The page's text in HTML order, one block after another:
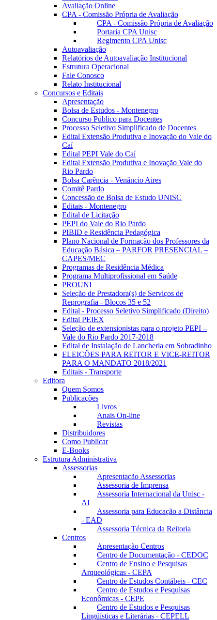
Avaliação Online
CPA - Comissão Própria de Avaliação
CPA - Comissão Própria de Avaliação
Portaria CPA Unisc
Regimento CPA Unisc
Autoavaliação
Relatórios de Autoavaliação Institucional
Estrutura Operacional
Fale Conosco
Relato Institucional
Concursos e Editais
Apresentação
Bolsa de Estudos - Montenegro
Concurso Público para Docentes
Processo Seletivo Simplificado de Docentes
Edital Extensão Produtiva e Inovação do Vale do
Caí
Edital PEPI Vale do Caí
Edital Extensão Produtiva e Inovação Vale do
Rio Pardo
Bolsa Carência - Venâncio Aires
Comitê Pardo
Concessão de Bolsa de Estudo UNISC
Editais - Montenegro
Edital de Licitação
PEPI do Vale do Rio Pardo
PIBID e Residência Pedagógica
Plano Nacional de Formação dos Professores da
Educação Básica – PARFOR PRESENCIAL –
CAPES/MEC
Programas de Residência Médica
Programa Multiprofissional em Saúde
PROUNI
Seleção de Prestadora(s) de Serviços de
Reprografia - Blocos 35 e 52
Edital - Processo Seletivo Simplificado (Direito)
Edital PEIEX
Seleção de extensionistas para o projeto PEPI –
Vale do Rio Pardo 2017-2018
Edital de Instalação de Lancheria em Sobradinho
ELEIÇÕES PARA REITOR E VICE-REITOR
PARA O MANDATO 2018/2021
Editais - Transporte
Editora
Quem Somos
Publicações
Livros
Anais On-line
Revistas
Distribuidores
Como Publicar
E-Books
Estrutura Administrativa
Assessorias
Apresentação Assessorias
Assessoria de Imprensa
Assessoria Internacional da Unisc -
AI
Assessoria para Educação a Distância
- EAD
Assessoria Técnica da Reitoria
Centros
Apresentação Centros
Centro de Documentação - CEDOC
Centro de Ensino e Pesquisas
Arqueológicas - CEPA
Centro de Estudos Contábeis - CEC
Centro de Estudos e Pesquisas
Econômicas - CEPE
Centro de Estudos e Pesquisas
Lingüísticas e Literárias - CEPELL